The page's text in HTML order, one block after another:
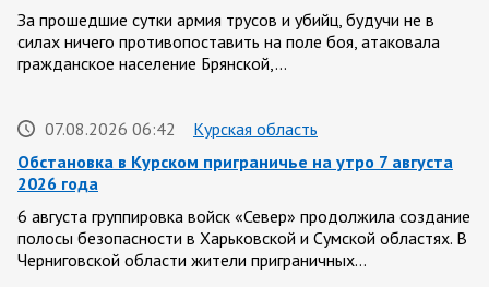
За прошедшие сутки армия трусов и убийц, будучи не в
силах ничего противопоставить на поле боя, атаковала
гражданское население Брянской,…
07.08.2026 06:42
Курская область
Обстановка в Курском приграничье на утро 7 августа
2026 года
6 августа группировка войск «Север» продолжила создание
полосы безопасности в Харьковской и Сумской областях. В
Черниговской области жители приграничных…